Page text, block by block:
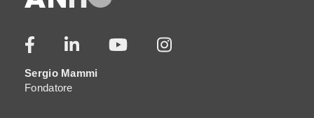
Sergio Mammi
Fondatore